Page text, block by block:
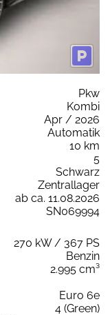
Pkw
Kombi
Apr / 2026
Automatik
10 km
5
Schwarz
Zentrallager
ab ca. 11.08.2026
SN069994
270 kW / 367 PS
Benzin
2.995 cm³
Euro 6e
4 (Green)